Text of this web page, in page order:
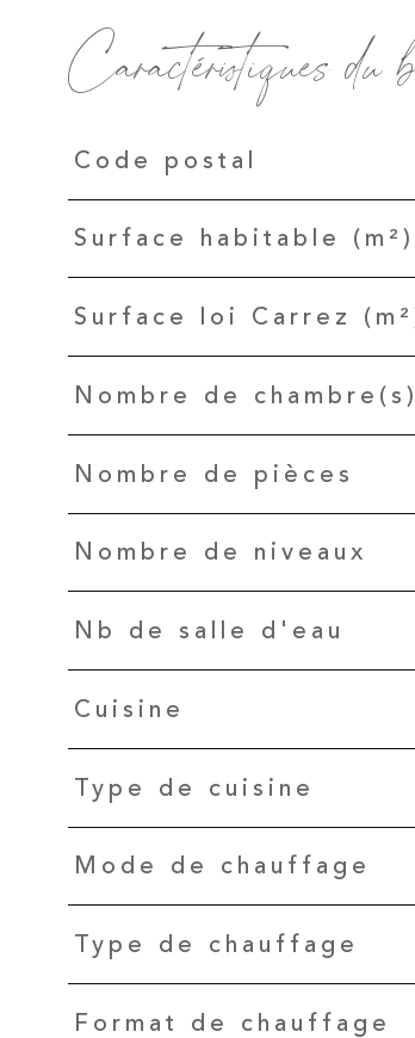
Caractéristiques du
Caractéristiques Valeurs
Code postal
Surface habitable (m²)
Surface loi Carrez
Nombre de chambre(s)
Nombre de pièces
Nombre de niveaux
Nb de salle d'eau
Cuisine
Type de cuisine
Mode de chauffage
Type de chauffage
Format de chauffage